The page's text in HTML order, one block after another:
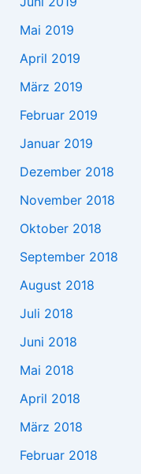
Mai 2019
April 2019
März 2019
Februar 2019
Januar 2019
Dezember 2018
November 2018
Oktober 2018
September 2018
August 2018
Juli 2018
Juni 2018
Mai 2018
April 2018
März 2018
Februar 2018